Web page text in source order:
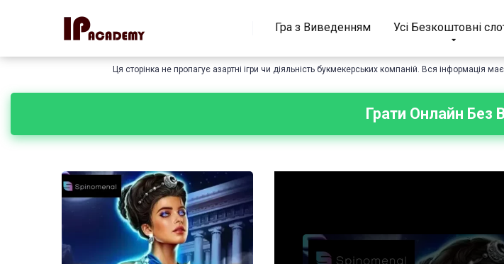
Гра з Виведенням Усі Безкоштовні
Ця сторінка не пропагує азартні ігри чи діяльність букмекерських компаній. Вся інформація
Грати Онлайн Без